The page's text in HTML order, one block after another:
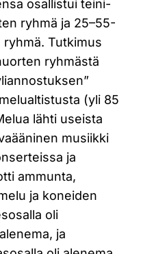
osallistui teini-
ryhmä ja 25–55-
Tutkimus
ryhmästä
(yli 85
lähti useista
musiikki
ja
ammunta,
ja koneiden
oli
ja